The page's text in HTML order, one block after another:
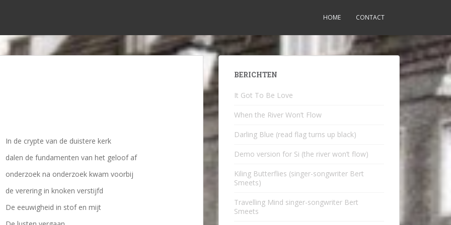
HOME CONTACT
In de crypte van de duistere kerk
dalen de fundamenten van het geloof af
onderzoek na onderzoek kwam voorbij
de verering in knoken verstijfd
De eeuwigheid in stof en mijt
BERICHTEN
It Got To Be Love
When the River Won’t Flow
Darling Blue (read flag turns up black)
Demo version for Si (the river won’t flow)
Kiling Butterflies (singer-songwriter Bert
Smeets)
Travelling Mind singer-songwriter Bert
Smeets